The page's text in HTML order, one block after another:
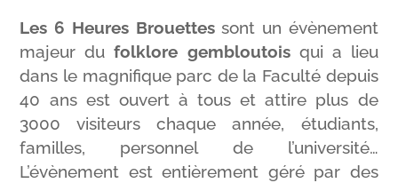
Les 6 Heures Brouettessont un évènement
majeur dufolklore gembloutois qui a lieu
dans le magnifique parc de la Faculté depuis
40 ans est ouvert à tous et attire plus de
3000 visiteurs chaque année, étudiants,
familles, personnel de l’université…
L’évènement est entièrement géré par des